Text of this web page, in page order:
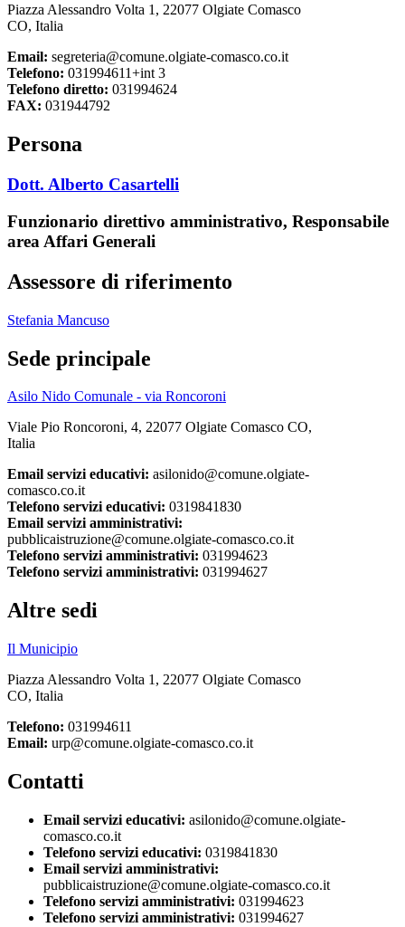
Piazza Alessandro Volta 1, 22077 Olgiate Comasco
CO, Italia
Email: segreteria@comune.olgiate-comasco.co.it
Telefono: 031994611+int 3
Telefono diretto: 031994624
FAX: 031944792
Persona
Dott. Alberto Casartelli
Funzionario direttivo amministrativo, Responsabile
area Affari Generali
Assessore di riferimento
Stefania Mancuso
Sede principale
Asilo Nido Comunale - via Roncoroni
Viale Pio Roncoroni, 4, 22077 Olgiate Comasco CO,
Italia
Email servizi educativi: asilonido@comune.olgiate-
comasco.co.it
Telefono servizi educativi: 0319841830
Email servizi amministrativi:
pubblicaistruzione@comune.olgiate-comasco.co.it
Telefono servizi amministrativi: 031994623
Telefono servizi amministrativi: 031994627
Altre sedi
Il Municipio
Piazza Alessandro Volta 1, 22077 Olgiate Comasco
CO, Italia
Telefono: 031994611
Email: urp@comune.olgiate-comasco.co.it
Contatti
Email servizi educativi: asilonido@comune.olgiate-
comasco.co.it
Telefono servizi educativi: 0319841830
Email servizi amministrativi:
pubblicaistruzione@comune.olgiate-comasco.co.it
Telefono servizi amministrativi: 031994623
Telefono servizi amministrativi: 031994627